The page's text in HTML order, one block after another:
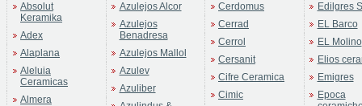
Absolut
Keramika
Adex
Alaplana
Aleluia
Ceramicas
Almera
Azulejos Alcor
Azulejos
Benadresa
Azulejos Mallol
Azulev
Azuliber
Cerdomus
Cerrad
Cerrol
Cersanit
Cifre Ceramica
Cimic
Edilgres
EL Barco
EL Molino
Elios
Emigres
Epoca